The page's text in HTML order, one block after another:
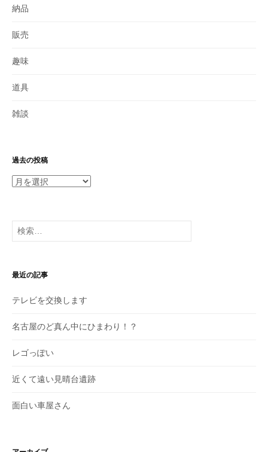
納品
販売
趣味
道具
雑談
過去の投稿
過
投
稿
検
索:
最近の記事
テレビを交換します
名古屋のど真ん中にひまわり！？
レゴっぽい
近くて遠い見晴台遺跡
面白い車屋さん